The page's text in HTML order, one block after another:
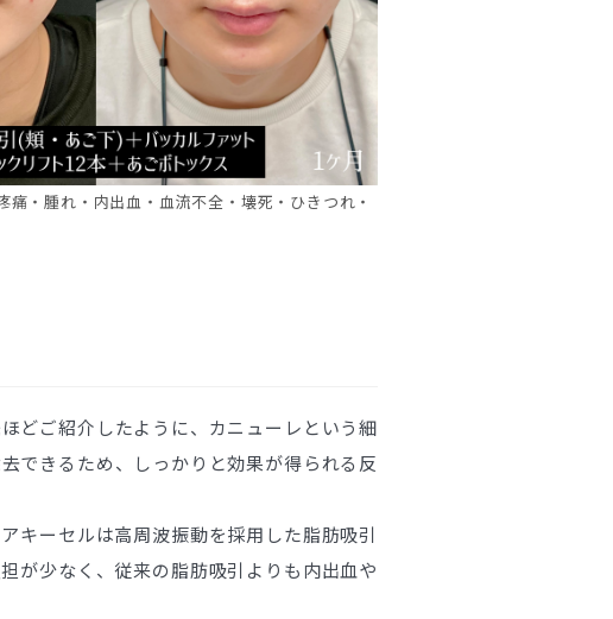
痛・腫れ・内出血・血流不全・壊死・ひきつれ・
どご紹介したように、カニューレという細
できるため、しっかりと効果が得られる反
キーセルは高周波振動を採用した脂肪吸引
が少なく、従来の脂肪吸引よりも内出血や